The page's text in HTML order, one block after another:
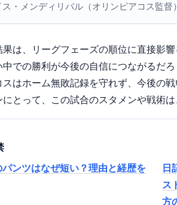
・メンディリバル（オリンピアコス監
果は、リーグフェーズの順位に直接影
中での勝利が今後の自信につながるだ
スはホーム無敗記録を守れず、今後の
にとって、この試合のスタメンや戦術
ンツはなぜ短い？理由と経歴を
日
ス
方